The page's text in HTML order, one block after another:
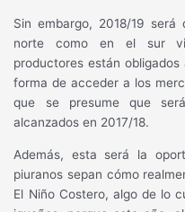
Sin embargo, 2018/19
norte como en el sur
productores están
forma de acceder a los
que se presume que
alcanzados en 2017/18.
Además, esta será la
piuranos sepan cómo
El Niño Costero, algo de lo